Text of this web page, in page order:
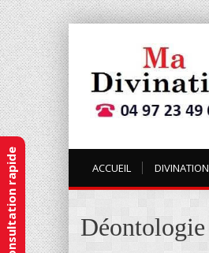
ACCUEIL DIVINATION
Déontologie
Consultation rapide